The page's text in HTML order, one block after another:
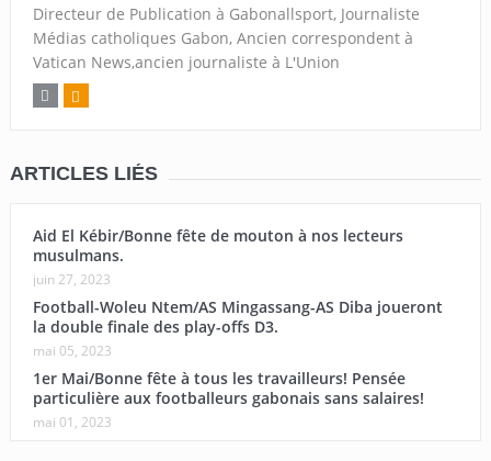
Directeur de Publication à Gabonallsport, Journaliste
Médias catholiques Gabon, Ancien correspondent à
Vatican News,ancien journaliste à L'Union
ARTICLES LIÉS
Aid El Kébir/Bonne fête de mouton à nos lecteurs
musulmans.
juin 27, 2023
Football-Woleu Ntem/AS Mingassang-AS Diba joueront
la double finale des play-offs D3.
mai 05, 2023
1er Mai/Bonne fête à tous les travailleurs! Pensée
particulière aux footballeurs gabonais sans salaires!
mai 01, 2023